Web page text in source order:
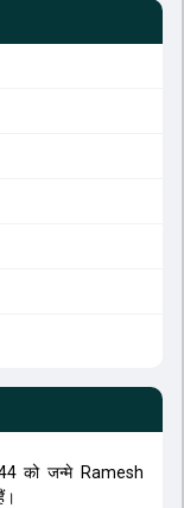
को जन्मे Ramesh